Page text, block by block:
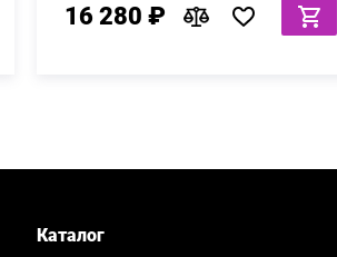
16 280 ₽
Каталог